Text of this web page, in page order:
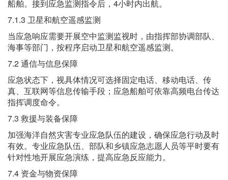
船舶。接到应急监测指令后，4小时内出航。
7.1.3 卫星和航空遥感监测
当应急响应需要开展空中监测监视时，由指挥部协调部队、
海事等部门，按程序启动卫星和航空遥感监测。
7.2 通信与信息保障
应急状态下，视具体情况可选择固定电话、移动电话、传
真、互联网等信息传输手段；应急船舶可依靠高频电台传达
指挥调度命令。
7.3 救援与装备保障
加强海洋自然灾害专业应急队伍的建设，确保应急行动及时
有效。专业应急队伍、部队和乡镇应急志愿人员等平时要有
针对性地开展应急演练，提高应急反应能力。
7.4 资金与物资保障